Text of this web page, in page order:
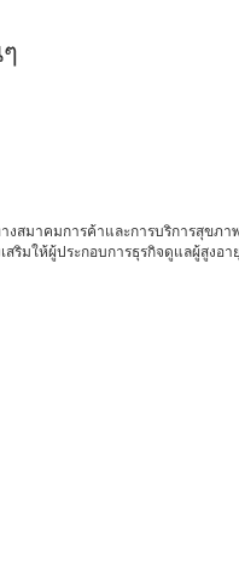
สมาคมการค้าและการบริการสุขภ
มให้ผู้ประกอบการธุรกิจดูแลผู้สูงอ